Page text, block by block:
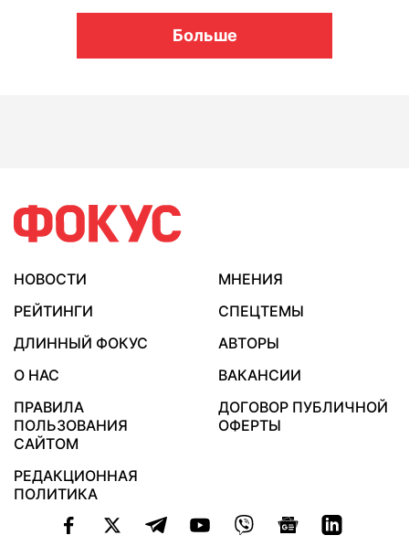
Больше
НОВОСТИ
МНЕНИЯ
РЕЙТИНГИ
СПЕЦТЕМЫ
ДЛИННЫЙ ФОКУС
АВТОРЫ
О НАС
ВАКАНСИИ
ПРАВИЛА
ПОЛЬЗОВАНИЯ
САЙТОМ
ДОГОВОР ПУБЛИЧНОЙ
ОФЕРТЫ
РЕДАКЦИОННАЯ
ПОЛИТИКА